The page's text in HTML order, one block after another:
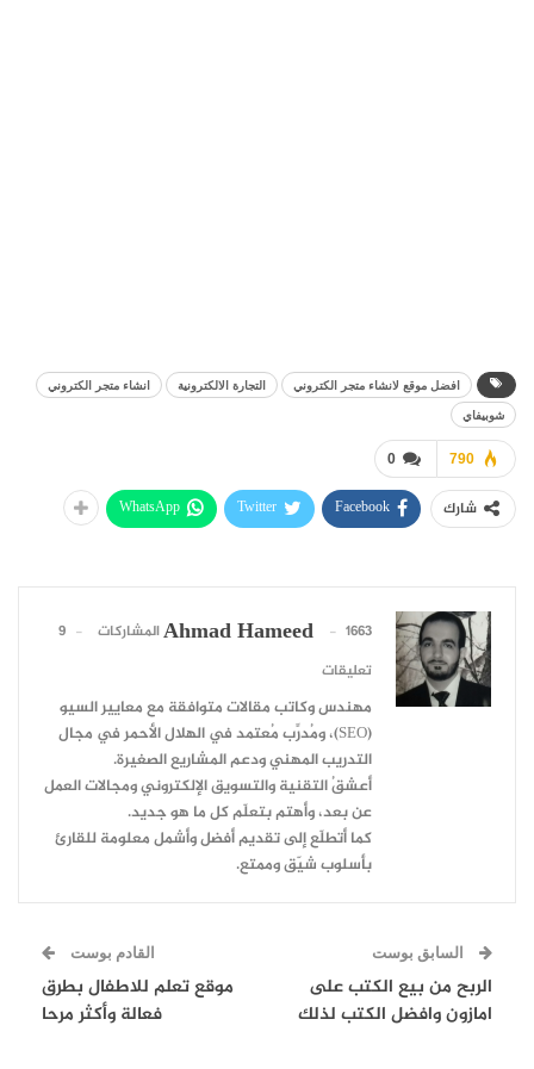
افضل موقع لانشاء متجر الكتروني التجارة الالكترونية
انشاء متجر الكتروني
شوبيفاي
0 790
شارك Facebook
Twitter
WhatsApp
Ahmad Hameed 1663 المشاركات
9
تعليقات
مهندس وكاتب مقالات متوافقة مع معايير السيو
(SEO)، ومُدرِّب مُعتمد في الهلال الأحمر في مجال
التدريب المهني ودعم المشاريع الصغيرة.
أعشقُ التقنية والتسويق الإلكتروني ومجالات العمل
عن بعد، وأهتم بتعلّم كل ما هو جديد.
كما أتطلّع إلى تقديم أفضل وأشمل معلومة للقارئ
بأسلوب شيّق وممتع.
السابق بوست
الربح من بيع الكتب على
امازون وافضل الكتب لذلك
القادم بوست
موقع تعلم للاطفال بطرق
فعالة وأكثر مرحا